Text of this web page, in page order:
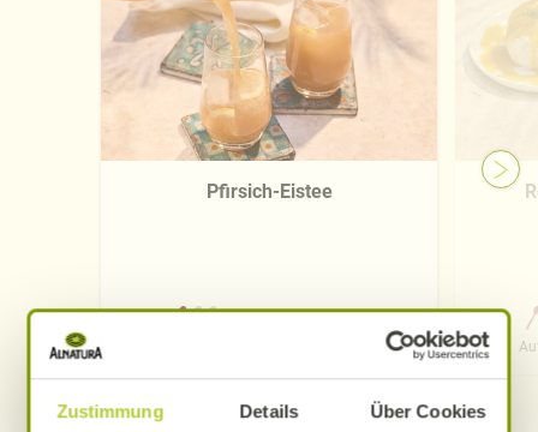
Zustimmung Details Über Cookies
Pfirsich-Eistee
0 Std. 15 Min.